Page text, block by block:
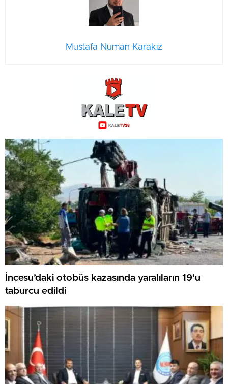
Mustafa Numan Karakız
İncesu’daki otobüs kazasında yaralıların 19’u
taburcu edildi